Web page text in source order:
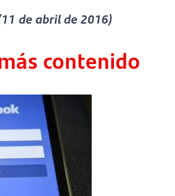
de abril de 2016)
contenido